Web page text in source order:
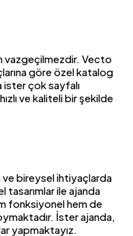
vazgeçilmezdir. Vecto
göre özel katalog
ister çok sayfalı
ve kaliteli bir şekilde
ve bireysel ihtiyaçlarda
tasarımlar ile ajanda
fonksiyonel hem de
İster ajanda,
yapmaktayız.